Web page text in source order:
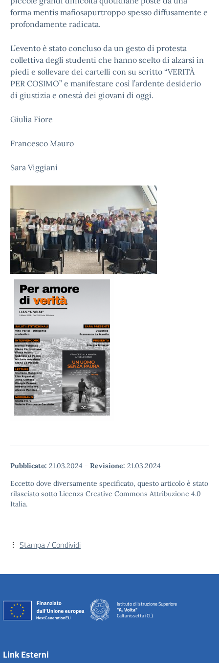
forma mentis mafiosapurtroppo spesso diffusamente e
profondamente radicata.
L’evento è stato concluso da un gesto di protesta
collettiva degli studenti che hanno scelto di alzarsi in
piedi e sollevare dei cartelli con su scritto “VERITÀ
PER COSIMO” e manifestare così l’ardente desiderio
di giustizia e onestà dei giovani di oggi.
Giulia Fiore
Francesco Mauro
Sara Viggiani
Pubblicato: 21.03.2024 - Revisione: 21.03.2024
Eccetto dove diversamente specificato, questo articolo è stato
rilasciato sotto Licenza Creative Commons Attribuzione 4.0
Italia.
Stampa / Condividi
Istituto di Istruzione Superiore
"A. Volta"
Caltanissetta (CL)
Link Esterni